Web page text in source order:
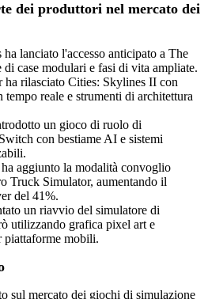
dei produttori nel mercato dei
lanciato l'accesso anticipato a The
di case modulari e fasi di vita ampliate.
rilasciato Cities: Skylines II con
reale e strumenti di architettura
un gioco di ruolo di
con bestiame AI e sistemi
aggiunto la modalità convoglio
Truck Simulator, aumentando il
del 41%.
un riavvio del simulatore di
utilizzando grafica pixel art e
piattaforme mobili.
sul mercato dei giochi di simulazione